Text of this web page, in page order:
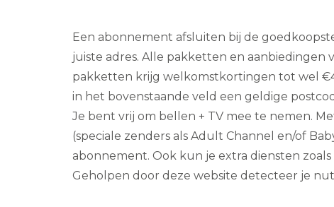
Een abonnement afsluiten bij de
juiste adres. Alle pakketten en aanbiedingen
pakketten krijg welkomstkortingen tot wel
in het bovenstaande veld een geldige
Je bent vrij om bellen + TV mee te nemen.
(speciale zenders als Adult Channel en/of
abonnement. Ook kun je extra diensten
Geholpen door deze website detecteer je